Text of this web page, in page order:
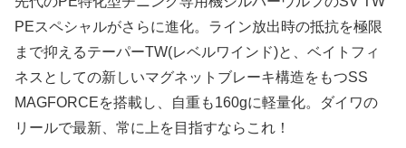
PEスペシャルがさらに進化。ライン放出時の抵抗を極限
まで抑えるテーパーTW(レベルワインド)と、ベイトフィ
ネスとしての新しいマグネットブレーキ構造をもつSS
MAGFORCEを搭載し、自重も160gに軽量化。ダイワの
リールで最新、常に上を目指すならこれ！